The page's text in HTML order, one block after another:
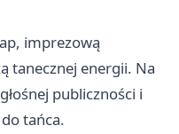
imprezową
tanecznej energii. Na
publiczności i
tańca.